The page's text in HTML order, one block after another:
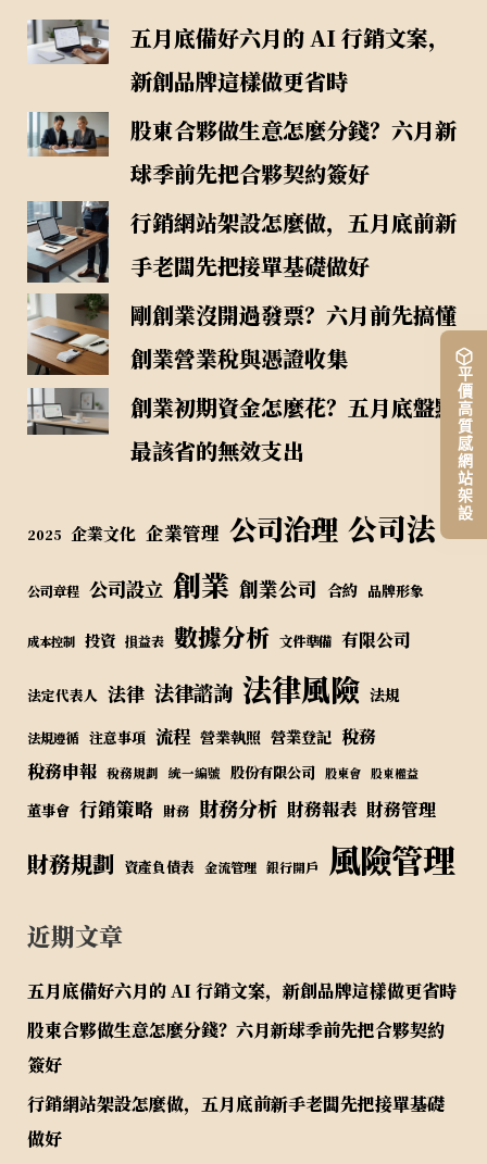
平價高質感網站架設
五月底備好六月的 AI 行銷文案，
新創品牌這樣做更省時
股東合夥做生意怎麼分錢？六月新
球季前先把合夥契約簽好
行銷網站架設怎麼做，五月底前新
手老闆先把接單基礎做好
剛創業沒開過發票？六月前先搞懂
創業營業稅與憑證收集
創業初期資金怎麼花？五月底盤點
最該省的無效支出
2025 企業文化 企業管理 公司治理 公司法
公司章程 公司設立 創業 創業公司 合約 品牌形象
成本控制 投資 損益表 數據分析 文件準備 有限公司
法定代表人 法律 法律諮詢 法律風險 法規
法規遵循 注意事項 流程 營業執照 營業登記 稅務
稅務申報 稅務規劃 統一編號 股份有限公司 股東會 股東權益
董事會 行銷策略 財務 財務分析 財務報表 財務管理
財務規劃 資產負債表 金流管理 銀行開戶 風險管理
近期文章
五月底備好六月的 AI 行銷文案，新創品牌這樣做更省時
股東合夥做生意怎麼分錢？六月新球季前先把合夥契約
簽好
行銷網站架設怎麼做，五月底前新手老闆先把接單基礎
做好